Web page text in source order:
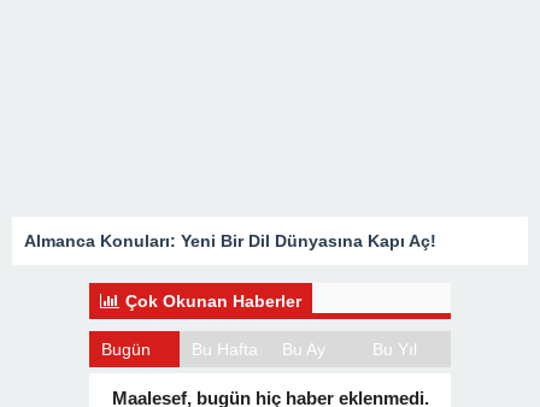
Bugün Bu Hafta Bu Ay Bu Yıl
Maalesef, bugün hiç haber eklenmedi.